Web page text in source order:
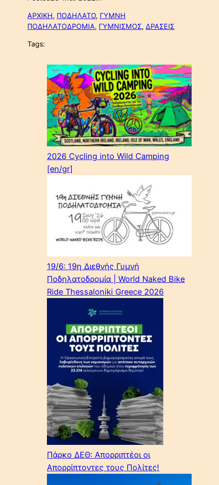
ΑΡΧΙΚΗ, ΠΟΔΗΛΑΤΟ, ΓΥΜΝΗ
ΠΟΔΗΛΑΤΟΔΡΟΜΙΑ, ΓΥΜΝΙΣΜΟΣ, ΔΡΑΣΕΙΣ
Tags:
2026 Cycling into Wild Camping
[en/gr]
19/6: 19η Διεθνής Γυμνή
Ποδηλατοδρομία | World Naked Bike
Ride Thessaloniki Greece 2026
Πάρκο ΔΕΘ: Απορριπτέοι οι
Απορρίπτοντες τους Πολίτες!